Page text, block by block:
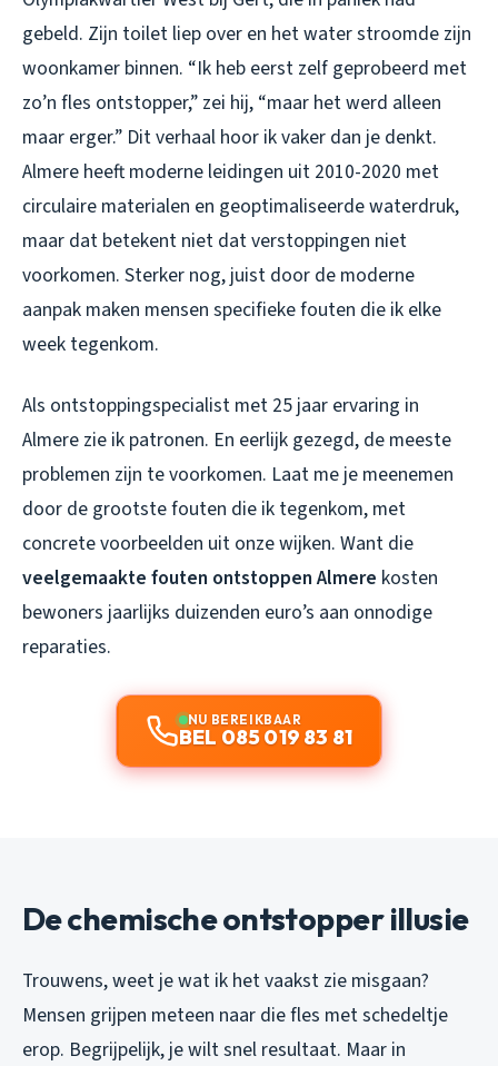
gebeld. Zijn toilet liep over en het water stroomde zijn
woonkamer binnen. “Ik heb eerst zelf geprobeerd met
zo’n fles ontstopper,” zei hij, “maar het werd alleen
maar erger.” Dit verhaal hoor ik vaker dan je denkt.
Almere heeft moderne leidingen uit 2010-2020 met
circulaire materialen en geoptimaliseerde waterdruk,
maar dat betekent niet dat verstoppingen niet
voorkomen. Sterker nog, juist door de moderne
aanpak maken mensen specifieke fouten die ik elke
week tegenkom.
Als ontstoppingspecialist met 25 jaar ervaring in
Almere zie ik patronen. En eerlijk gezegd, de meeste
problemen zijn te voorkomen. Laat me je meenemen
door de grootste fouten die ik tegenkom, met
concrete voorbeelden uit onze wijken. Want die
veelgemaakte fouten ontstoppen Almere kosten
bewoners jaarlijks duizenden euro’s aan onnodige
reparaties.
NU BEREIKBAAR
BEL 085 019 83 81
De chemische ontstopper illusie
Trouwens, weet je wat ik het vaakst zie misgaan?
Mensen grijpen meteen naar die fles met schedeltje
erop. Begrijpelijk, je wilt snel resultaat. Maar in